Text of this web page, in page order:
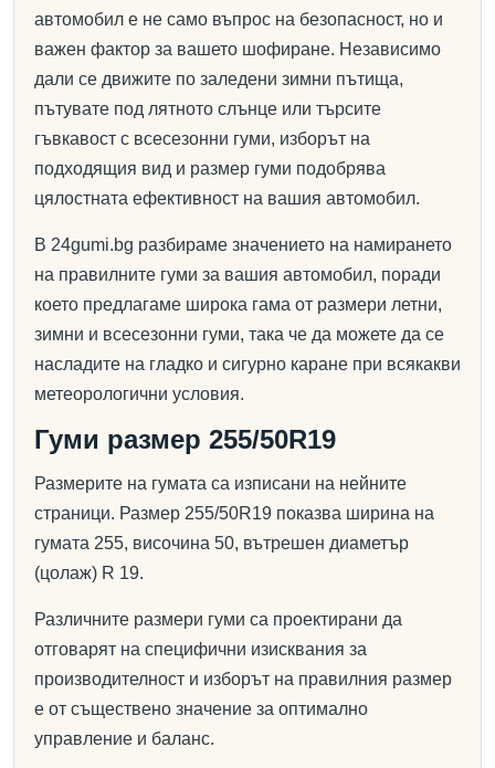
автомобил е не само въпрос на безопасност, но и
важен фактор за вашето шофиране. Независимо
дали се движите по заледени зимни пътища,
пътувате под лятното слънце или търсите
гъвкавост с всесезонни гуми, изборът на
подходящия вид и размер гуми подобрява
цялостната ефективност на вашия автомобил.
В 24gumi.bg разбираме значението на намирането
на правилните гуми за вашия автомобил, поради
което предлагаме широка гама от размери летни,
зимни и всесезонни гуми, така че да можете да се
насладите на гладко и сигурно каране при всякакви
метеорологични условия.
Гуми размер 255/50R19
Размерите на гумата са изписани на нейните
страници. Размер 255/50R19 показва ширина на
гумата 255, височина 50, вътрешен диаметър
(цолаж) R 19.
Различните размери гуми са проектирани да
отговарят на специфични изисквания за
производителност и изборът на правилния размер
е от съществено значение за оптимално
управление и баланс.